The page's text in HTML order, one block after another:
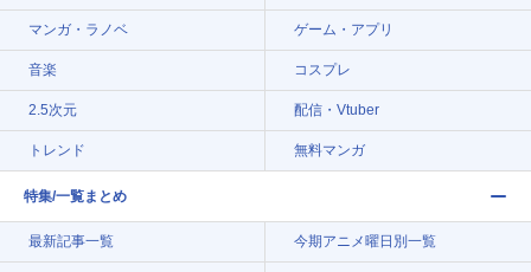
マンガ・ラノベ ゲーム・アプリ
音楽 コスプレ
2.5次元 配信・Vtuber
トレンド 無料マンガ
特集/一覧まとめ
最新記事一覧 今期アニメ曜日別一覧